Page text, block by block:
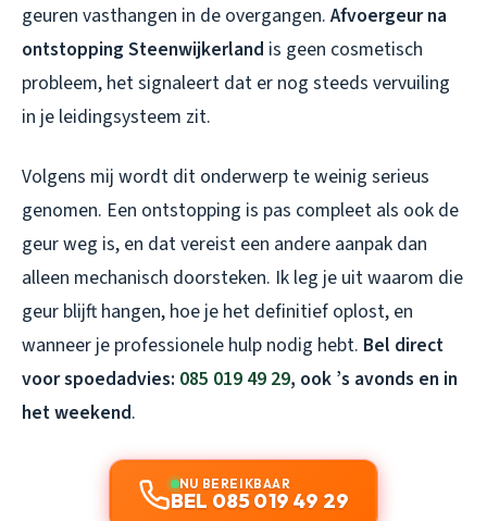
geuren vasthangen in de overgangen. Afvoergeur na
ontstopping Steenwijkerland is geen cosmetisch
probleem, het signaleert dat er nog steeds vervuiling
in je leidingsysteem zit.
Volgens mij wordt dit onderwerp te weinig serieus
genomen. Een ontstopping is pas compleet als ook de
geur weg is, en dat vereist een andere aanpak dan
alleen mechanisch doorsteken. Ik leg je uit waarom die
geur blijft hangen, hoe je het definitief oplost, en
wanneer je professionele hulp nodig hebt. Bel direct
voor spoedadvies: 085 019 49 29, ook ’s avonds en in
het weekend.
NU BEREIKBAAR
BEL 085 019 49 29